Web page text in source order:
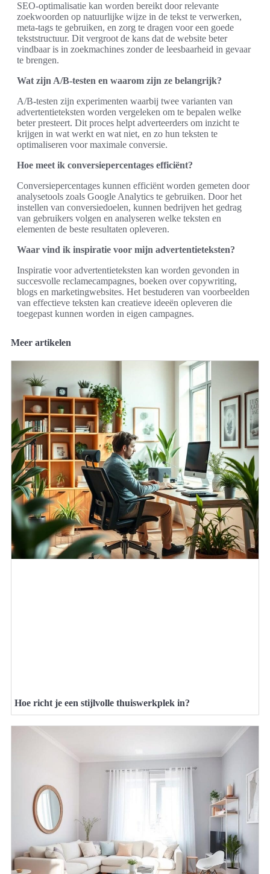
SEO-optimalisatie kan worden bereikt door relevante
zoekwoorden op natuurlijke wijze in de tekst te verwerken,
meta-tags te gebruiken, en zorg te dragen voor een goede
tekststructuur. Dit vergroot de kans dat de website beter
vindbaar is in zoekmachines zonder de leesbaarheid in gevaar
te brengen.
Wat zijn A/B-testen en waarom zijn ze belangrijk?
A/B-testen zijn experimenten waarbij twee varianten van
advertentieteksten worden vergeleken om te bepalen welke
beter presteert. Dit proces helpt adverteerders om inzicht te
krijgen in wat werkt en wat niet, en zo hun teksten te
optimaliseren voor maximale conversie.
Hoe meet ik conversiepercentages efficiënt?
Conversiepercentages kunnen efficiënt worden gemeten door
analysetools zoals Google Analytics te gebruiken. Door het
instellen van conversiedoelen, kunnen bedrijven het gedrag
van gebruikers volgen en analyseren welke teksten en
elementen de beste resultaten opleveren.
Waar vind ik inspiratie voor mijn advertentieteksten?
Inspiratie voor advertentieteksten kan worden gevonden in
succesvolle reclamecampagnes, boeken over copywriting,
blogs en marketingwebsites. Het bestuderen van voorbeelden
van effectieve teksten kan creatieve ideeën opleveren die
toegepast kunnen worden in eigen campagnes.
Meer artikelen
Hoe richt je een stijlvolle thuiswerkplek in?